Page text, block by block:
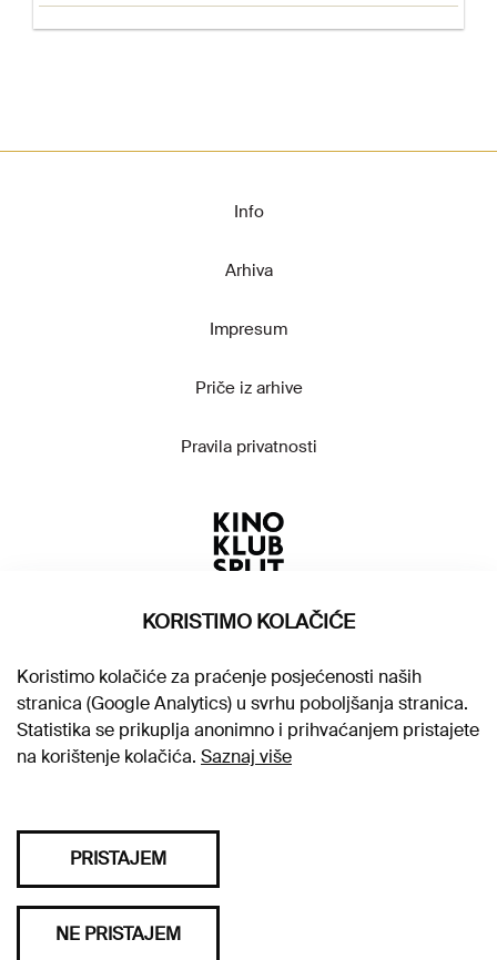
Info
Arhiva
Impresum
Priče iz arhive
Pravila privatnosti
KORISTIMO KOLAČIĆE
Koristimo kolačiće za praćenje posjećenosti naših
stranica (Google Analytics) u svrhu poboljšanja stranica.
Statistika se prikuplja anonimno i prihvaćanjem pristajete
na korištenje kolačića. Saznaj više
PRISTAJEM
NE PRISTAJEM